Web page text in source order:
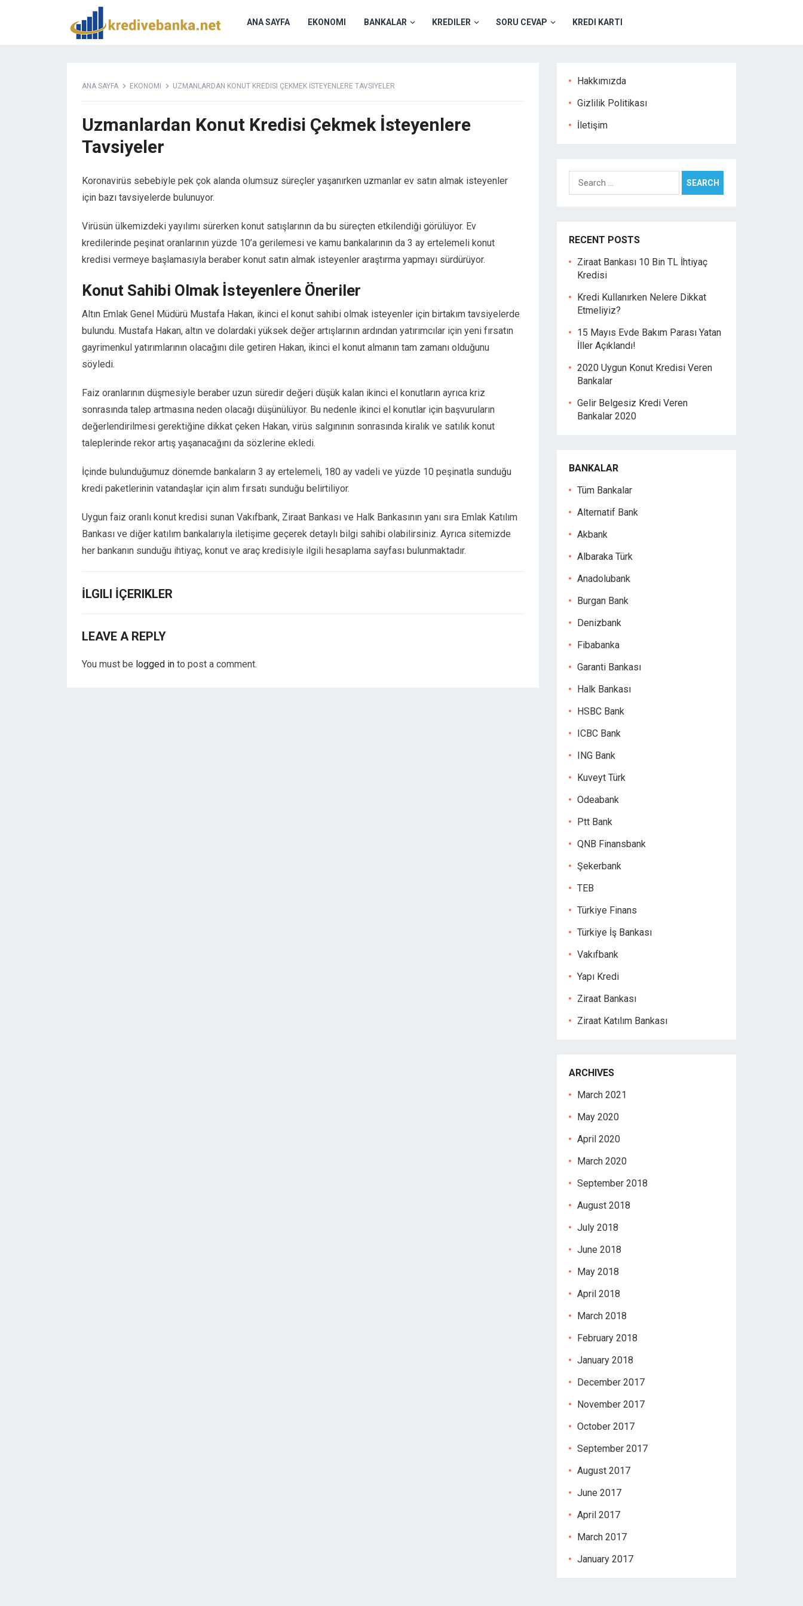
ANA SAYFA EKONOMI BANKALAR KREDILER SORU CEVAP KREDI KARTI
ANA SAYFA EKONOMI UZMANLARDAN KONUT KREDISI ÇEKMEK İSTEYENLERE TAVSIYELER
Uzmanlardan Konut Kredisi Çekmek İsteyenlere
Tavsiyeler
Koronavirüs sebebiyle pek çok alanda olumsuz süreçler yaşanırken uzmanlar ev satın almak isteyenler
için bazı tavsiyelerde bulunuyor.
Virüsün ülkemizdeki yayılımı sürerken konut satışlarının da bu süreçten etkilendiği görülüyor. Ev
kredilerinde peşinat oranlarının yüzde 10’a gerilemesi ve kamu bankalarının da 3 ay ertelemeli konut
kredisi vermeye başlamasıyla beraber konut satın almak isteyenler araştırma yapmayı sürdürüyor.
Konut Sahibi Olmak İsteyenlere Öneriler
Altın Emlak Genel Müdürü Mustafa Hakan, ikinci el konut sahibi olmak isteyenler için birtakım tavsiyelerde
bulundu. Mustafa Hakan, altın ve dolardaki yüksek değer artışlarının ardından yatırımcılar için yeni fırsatın
gayrimenkul yatırımlarının olacağını dile getiren Hakan, ikinci el konut almanın tam zamanı olduğunu
söyledi.
Faiz oranlarının düşmesiyle beraber uzun süredir değeri düşük kalan ikinci el konutların ayrıca kriz
sonrasında talep artmasına neden olacağı düşünülüyor. Bu nedenle ikinci el konutlar için başvuruların
değerlendirilmesi gerektiğine dikkat çeken Hakan, virüs salgınının sonrasında kiralık ve satılık konut
taleplerinde rekor artış yaşanacağını da sözlerine ekledi.
İçinde bulunduğumuz dönemde bankaların 3 ay ertelemeli, 180 ay vadeli ve yüzde 10 peşinatla sunduğu
kredi paketlerinin vatandaşlar için alım fırsatı sunduğu belirtiliyor.
Uygun faiz oranlı konut kredisi sunan Vakıfbank, Ziraat Bankası ve Halk Bankasının yanı sıra Emlak Katılım
Bankası ve diğer katılım bankalarıyla iletişime geçerek detaylı bilgi sahibi olabilirsiniz. Ayrıca sitemizde
her bankanın sunduğu ihtiyaç, konut ve araç kredisiyle ilgili hesaplama sayfası bulunmaktadır.
İLGILI İÇERIKLER
LEAVE A REPLY
You must be logged in to post a comment.
Hakkımızda
Gizlilik Politikası
İletişim
Search
for:
RECENT POSTS
Ziraat Bankası 10 Bin TL İhtiyaç
Kredisi
Kredi Kullanırken Nelere Dikkat
Etmeliyiz?
15 Mayıs Evde Bakım Parası Yatan
İller Açıklandı!
2020 Uygun Konut Kredisi Veren
Bankalar
Gelir Belgesiz Kredi Veren
Bankalar 2020
BANKALAR
Tüm Bankalar
Alternatif Bank
Akbank
Albaraka Türk
Anadolubank
Burgan Bank
Denizbank
Fibabanka
Garanti Bankası
Halk Bankası
HSBC Bank
ICBC Bank
ING Bank
Kuveyt Türk
Odeabank
Ptt Bank
QNB Finansbank
Şekerbank
TEB
Türkiye Finans
Türkiye İş Bankası
Vakıfbank
Yapı Kredi
Ziraat Bankası
Ziraat Katılım Bankası
ARCHIVES
March 2021
May 2020
April 2020
March 2020
September 2018
August 2018
July 2018
June 2018
May 2018
April 2018
March 2018
February 2018
January 2018
December 2017
November 2017
October 2017
September 2017
August 2017
June 2017
April 2017
March 2017
January 2017